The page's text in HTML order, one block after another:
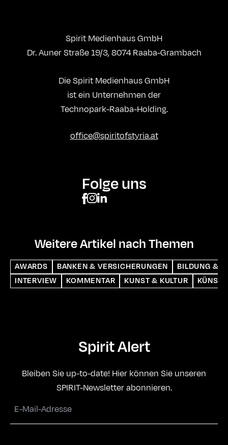
Spirit Medienhaus GmbH
Dr. Auner Straße 19/3, 8074 Raaba-Grambach
Die Spirit Medienhaus GmbH
ist ein Unternehmen der
Technopark-Raaba-Holding.
office@spiritofstyria.at
Folge uns
Weitere Artikel nach Themen
AWARDS BANKEN & VERSICHERUNGEN
BILDUNG &
INTERVIEW
KOMMENTAR KUNST & KULTUR
Spirit Alert
Bleiben Sie up-to-date! Hier können Sie unseren
SPIRIT-Newsletter abonnieren.